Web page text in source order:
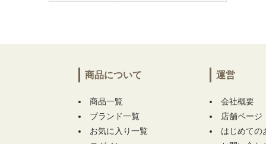
商品について
商品一覧
ブランド一覧
お気に入り一覧
運営
会社概要
店舗ページ
はじめての